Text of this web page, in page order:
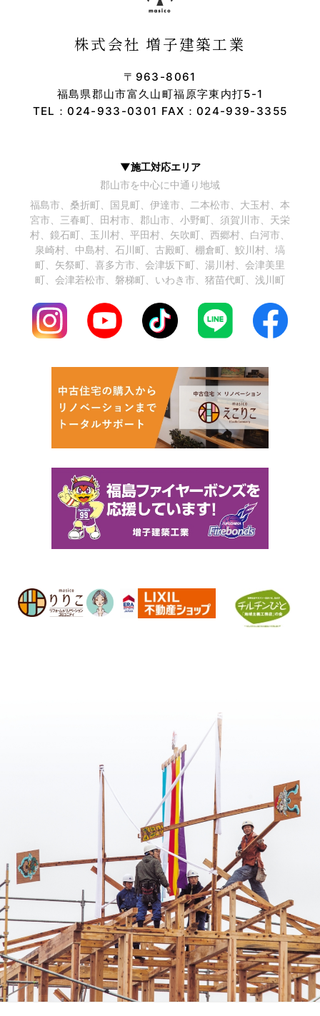
株式会社 増子建築工業
〒963-8061
福島県郡山市富久山町福原字東内打5-1
TEL：024-933-0301 FAX：024-939-3355
▼施工対応エリア
郡山市を中心に中通り地域
福島市、桑折町、国見町、伊達市、二本松市、大玉村、本
宮市、三春町、田村市、郡山市、小野町、須賀川市、天栄
村、鏡石町、玉川村、平田村、矢吹町、西郷村、白河市、
泉崎村、中島村、石川町、古殿町、棚倉町、鮫川村、塙
町、矢祭町、喜多方市、会津坂下町、湯川村、会津美里
町、会津若松市、磐梯町、いわき市、猪苗代町、浅川町